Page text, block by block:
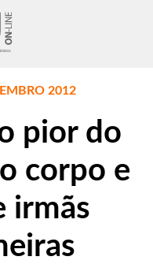
2012
pior do
corpo e
irmãs